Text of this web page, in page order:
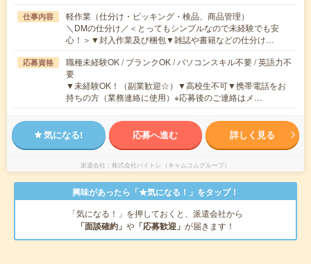
仕事内容
軽作業（仕分け・ピッキング・検品、商品管理）
＼DMの仕分け／＜とってもシンプルなので未経験でも安
心！＞▼封入作業及び梱包▼雑誌や書籍などの仕分け…
応募資格
職種未経験OK / ブランクOK / パソコンスキル不要 / 英語力不
要
▼未経験OK！（副業歓迎☆）▼高校生不可▼携帯電話をお
持ちの方（業務連絡に使用）※応募後のご連絡はメ…
気になる! 応募へ進む 詳しく見る
派遣会社 株式会社バイトレ（キャムコムグループ）
興味があったら「★気になる！」をタップ！
「気になる！」を押しておくと、派遣会社から
「面談確約」 や 「応募歓迎」 が届きます！